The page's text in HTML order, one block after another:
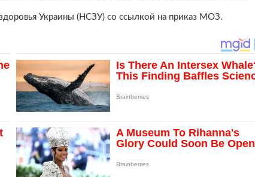
Украины (НСЗУ) со ссылкой на приказ МОЗ.